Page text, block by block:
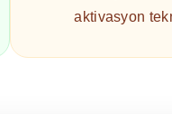
aktivasyon